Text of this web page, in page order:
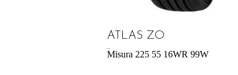
ATLAS ZO
Misura 225 55 16WR 99W